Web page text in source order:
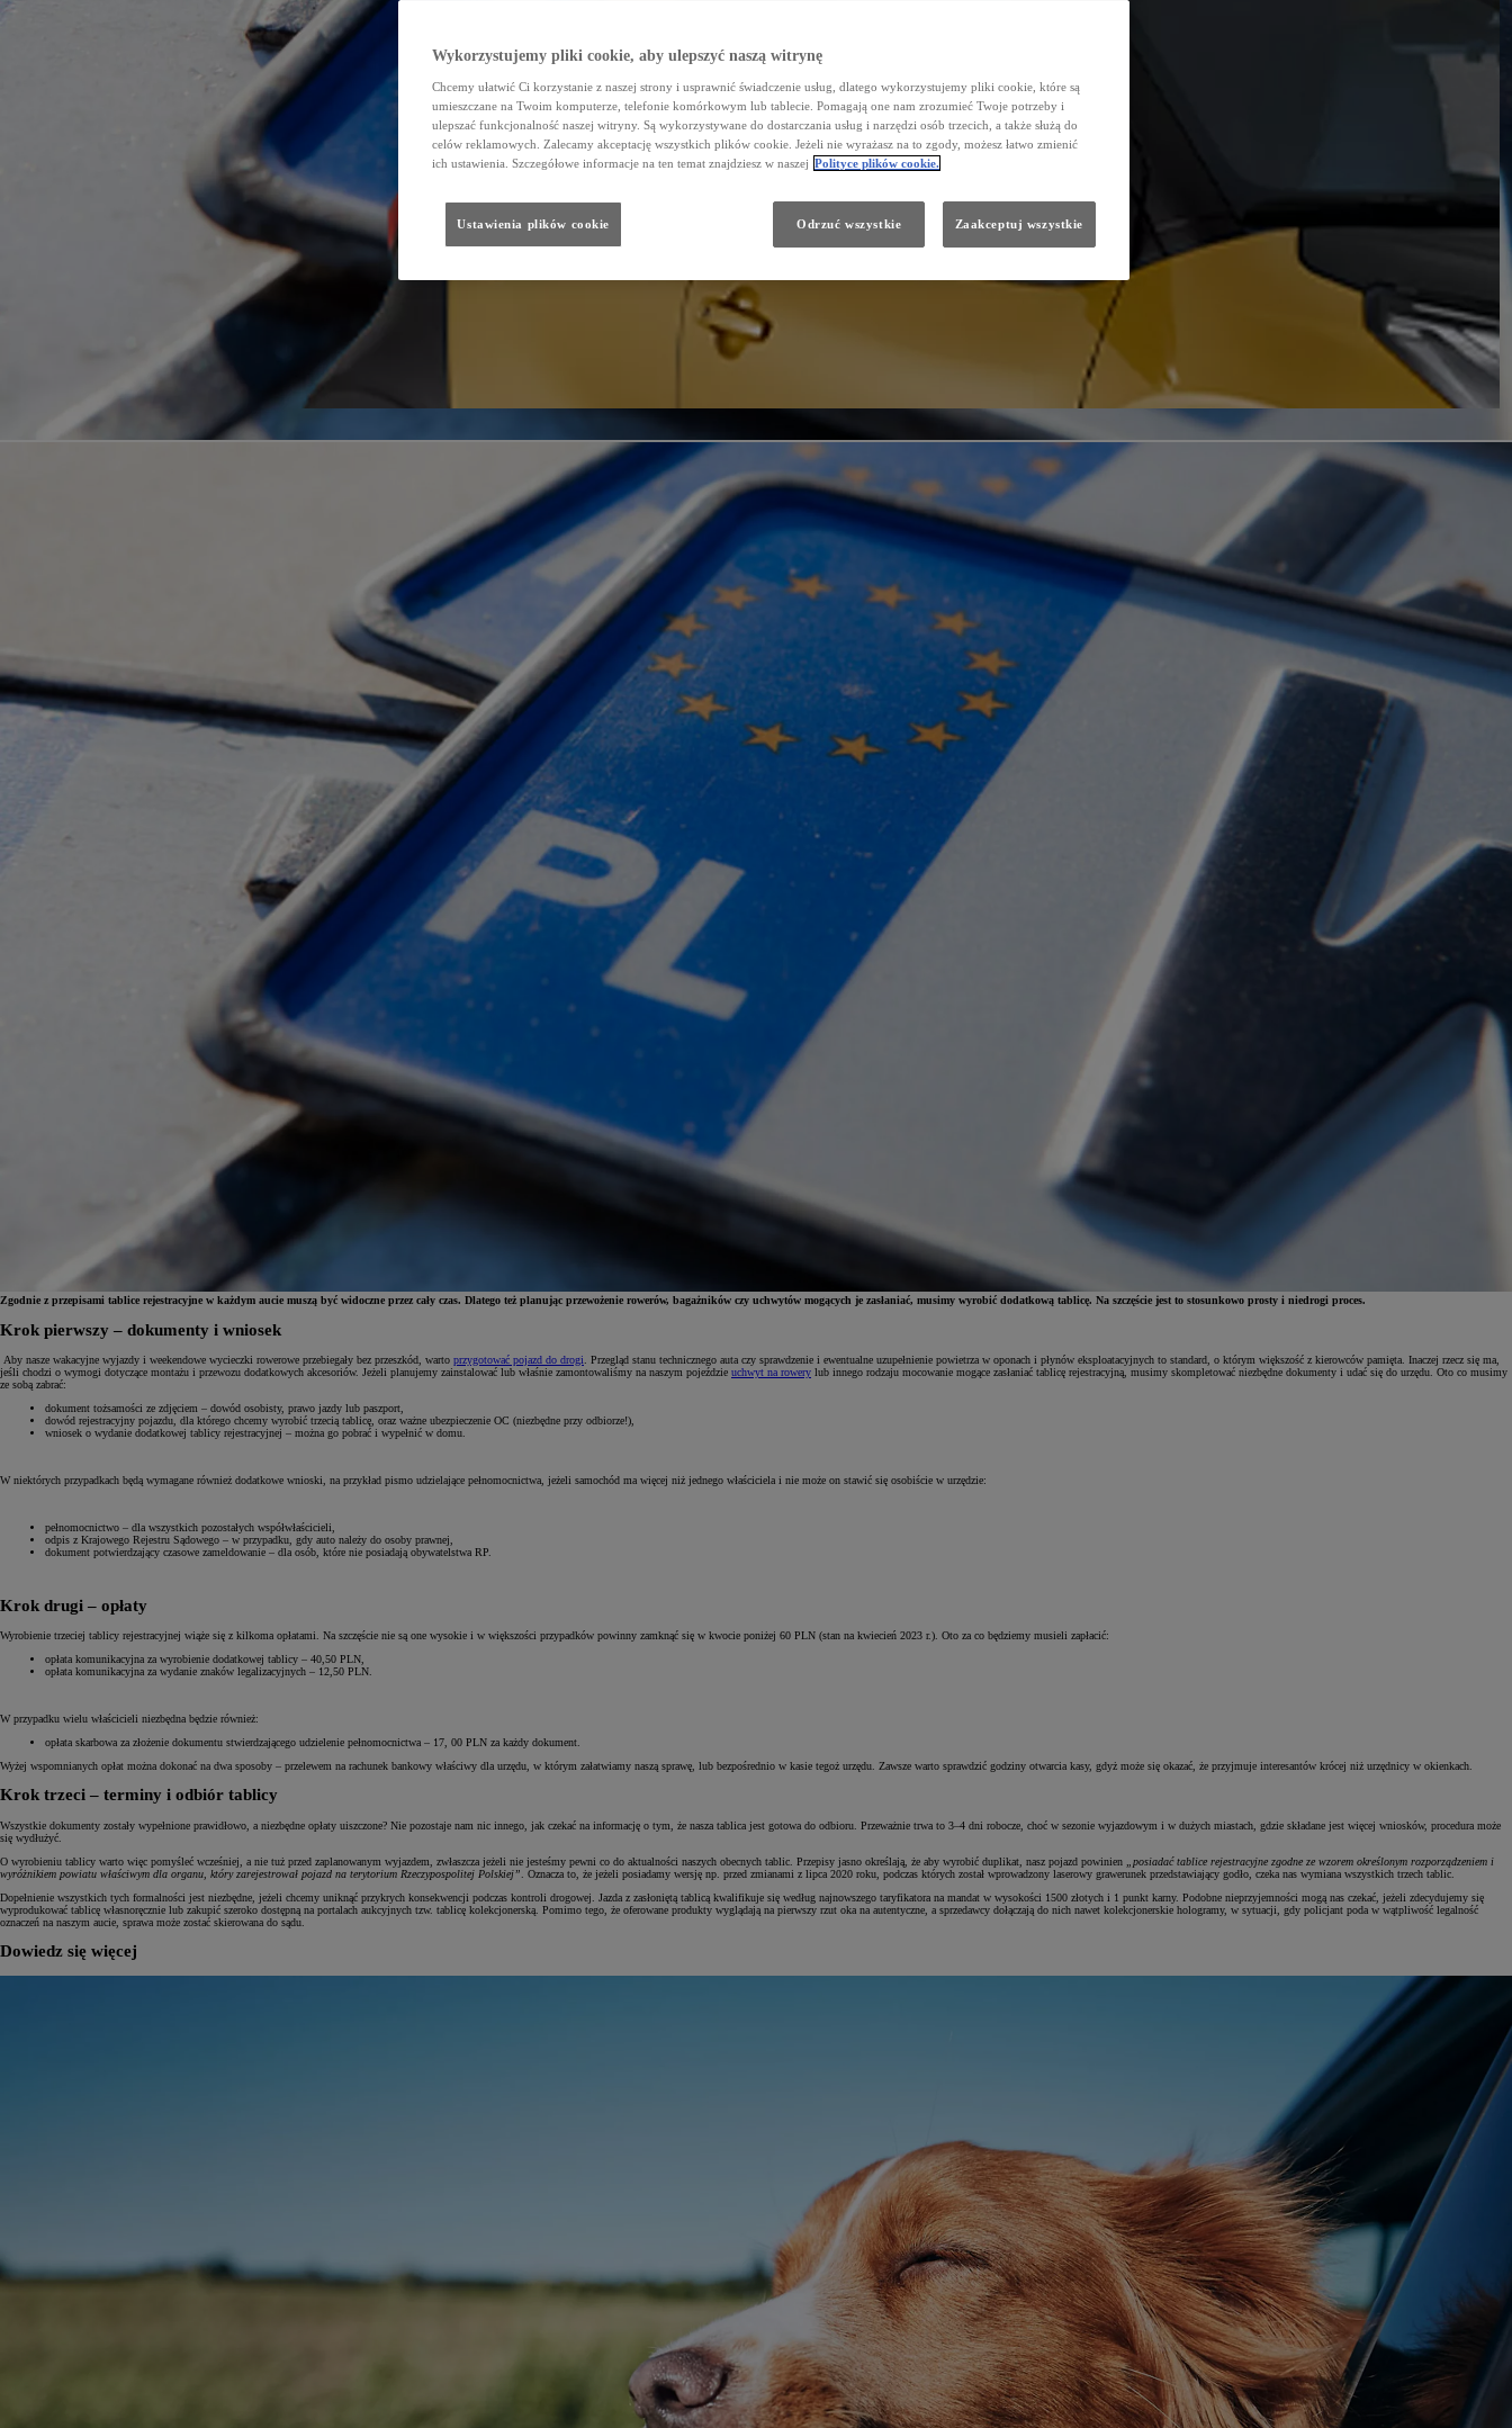
Od81 900 zł
Yaris Cross
HYBRID
Zgodnie z przepisami tablice rejestracyjne w każdym aucie muszą być widoczne przez cały czas. Dlatego też planując przewożenie rowerów, bagażników czy uchwytów mogących je zasłaniać, musimy wyrobić dodatkową tablicę. Na szczęście jest to stosunkowo prosty i niedrogi proces.
Krok pierwszy – dokumenty i wniosek
Aby nasze wakacyjne wyjazdy i weekendowe wycieczki rowerowe przebiegały bez przeszkód, warto przygotować pojazd do drogi . Przegląd stanu technicznego auta czy sprawdzenie i ewentualne uzupełnienie powietrza w oponach i płynów eksploatacyjnych to standard, o którym większość z kierowców pamięta. Inaczej rzecz się ma,
jeśli chodzi o wymogi dotyczące montażu i przewozu dodatkowych akcesoriów. Jeżeli planujemy zainstalować lub właśnie zamontowaliśmy na naszym pojeździe uchwyt na rowery lub innego rodzaju mocowanie mogące zasłaniać tablicę rejestracyjną, musimy skompletować niezbędne dokumenty i udać się do urzędu. Oto co musimy
ze sobą zabrać:
dokument tożsamości ze zdjęciem – dowód osobisty, prawo jazdy lub paszport,
dowód rejestracyjny pojazdu, dla którego chcemy wyrobić trzecią tablicę, oraz ważne ubezpieczenie OC (niezbędne przy odbiorze!),
wniosek o wydanie dodatkowej tablicy rejestracyjnej – można go pobrać i wypełnić w domu.
W niektórych przypadkach będą wymagane również dodatkowe wnioski, na przykład pismo udzielające pełnomocnictwa, jeżeli samochód ma więcej niż jednego właściciela i nie może on stawić się osobiście w urzędzie:
pełnomocnictwo – dla wszystkich pozostałych współwłaścicieli,
odpis z Krajowego Rejestru Sądowego – w przypadku, gdy auto należy do osoby prawnej,
dokument potwierdzający czasowe zameldowanie – dla osób, które nie posiadają obywatelstwa RP.
Krok drugi – opłaty
Wyrobienie trzeciej tablicy rejestracyjnej wiąże się z kilkoma opłatami. Na szczęście nie są one wysokie i w większości przypadków powinny zamknąć się w kwocie poniżej 60 PLN (stan na kwiecień 2023 r.). Oto za co będziemy musieli zapłacić:
opłata komunikacyjna za wyrobienie dodatkowej tablicy – 40,50 PLN,
opłata komunikacyjna za wydanie znaków legalizacyjnych – 12,50 PLN.
W przypadku wielu właścicieli niezbędna będzie również:
opłata skarbowa za złożenie dokumentu stwierdzającego udzielenie pełnomocnictwa – 17, 00 PLN za każdy dokument.
Wyżej wspomnianych opłat można dokonać na dwa sposoby – przelewem na rachunek bankowy właściwy dla urzędu, w którym załatwiamy naszą sprawę, lub bezpośrednio w kasie tegoż urzędu. Zawsze warto sprawdzić godziny otwarcia kasy, gdyż może się okazać, że przyjmuje interesantów krócej niż urzędnicy w okienkach.
Krok trzeci – terminy i odbiór tablicy
Wszystkie dokumenty zostały wypełnione prawidłowo, a niezbędne opłaty uiszczone? Nie pozostaje nam nic innego, jak czekać na informację o tym, że nasza tablica jest gotowa do odbioru. Przeważnie trwa to 3–4 dni robocze, choć w sezonie wyjazdowym i w dużych miastach, gdzie składane jest więcej wniosków, procedura może
się wydłużyć.
O wyrobieniu tablicy warto więc pomyśleć wcześniej, a nie tuż przed zaplanowanym wyjazdem, zwłaszcza jeżeli nie jesteśmy pewni co do aktualności naszych obecnych tablic. Przepisy jasno określają, że aby wyrobić duplikat, nasz pojazd powinien
„posiadać tablice rejestracyjne zgodne ze wzorem określonym rozporządzeniem i
wyróżnikiem powiatu właściwym dla organu, który zarejestrował pojazd na terytorium Rzeczypospolitej Polskiej” . Oznacza to, że jeżeli posiadamy wersję np. przed zmianami z lipca 2020 roku, podczas których został wprowadzony laserowy grawerunek przedstawiający godło, czeka nas wymiana wszystkich trzech tablic.
Dopełnienie wszystkich tych formalności jest niezbędne, jeżeli chcemy uniknąć przykrych konsekwencji podczas kontroli drogowej. Jazda z zasłoniętą tablicą kwalifikuje się według najnowszego taryfikatora na mandat w wysokości 1500 złotych i 1 punkt karny. Podobne nieprzyjemności mogą nas czekać, jeżeli zdecydujemy się
wyprodukować tablicę własnoręcznie lub zakupić szeroko dostępną na portalach aukcyjnych tzw. tablicę kolekcjonerską. Pomimo tego, że oferowane produkty wyglądają na pierwszy rzut oka na autentyczne, a sprzedawcy dołączają do nich nawet kolekcjonerskie hologramy, w sytuacji, gdy policjant poda w wątpliwość legalność
oznaczeń na naszym aucie, sprawa może zostać skierowana do sądu.
Dowiedz się więcej
Wykorzystujemy pliki cookie, aby ulepszyć naszą witrynę
Chcemy ułatwić Ci korzystanie z naszej strony i usprawnić świadczenie usług, dlatego wykorzystujemy pliki cookie, które są
umieszczane na Twoim komputerze, telefonie komórkowym lub tablecie. Pomagają one nam zrozumieć Twoje potrzeby i
ulepszać funkcjonalność naszej witryny. Są wykorzystywane do dostarczania usług i narzędzi osób trzecich, a także służą do
celów reklamowych. Zalecamy akceptację wszystkich plików cookie. Jeżeli nie wyrażasz na to zgody, możesz łatwo zmienić
ich ustawienia. Szczegółowe informacje na ten temat znajdziesz w naszej Polityce plików cookie.
Odrzuć wszystkie Zaakceptuj wszystkie
Ustawienia plików cookie